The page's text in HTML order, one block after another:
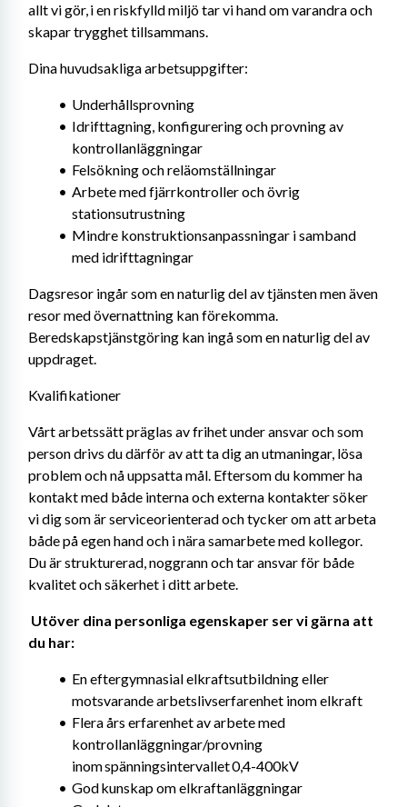
allt vi gör, i en riskfylld miljö tar vi hand om varandra och
skapar trygghet tillsammans.
Dina huvudsakliga arbetsuppgifter:
Underhållsprovning
Idrifttagning, konfigurering och provning av
kontrollanläggningar
Felsökning och reläomställningar
Arbete med fjärrkontroller och övrig
stationsutrustning
Mindre konstruktionsanpassningar i samband
med idrifttagningar
Dagsresor ingår som en naturlig del av tjänsten men även
resor med övernattning kan förekomma.
Beredskapstjänstgöring kan ingå som en naturlig del av
uppdraget.
Kvalifikationer
Vårt arbetssätt präglas av frihet under ansvar och som
person drivs du därför av att ta dig an utmaningar, lösa
problem och nå uppsatta mål. Eftersom du kommer ha
kontakt med både interna och externa kontakter söker
vi dig som är serviceorienterad och tycker om att arbeta
både på egen hand och i nära samarbete med kollegor.
Du är strukturerad, noggrann och tar ansvar för både
kvalitet och säkerhet i ditt arbete.
Utöver dina personliga egenskaper ser vi gärna att
du har:
En eftergymnasial elkraftsutbildning eller
motsvarande arbetslivserfarenhet inom elkraft
Flera års erfarenhet av arbete med
kontrollanläggningar/provning
inom spänningsintervallet 0,4-400kV
God kunskap om elkraftanläggningar